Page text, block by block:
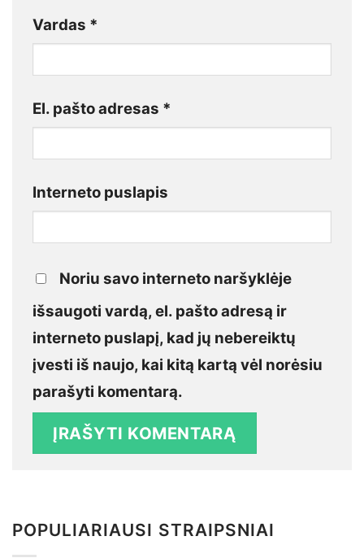
Vardas *
El. pašto adresas *
Interneto puslapis
Noriu savo interneto naršyklėje
išsaugoti vardą, el. pašto adresą ir
interneto puslapį, kad jų nebereiktų
įvesti iš naujo, kai kitą kartą vėl norėsiu
parašyti komentarą.
POPULIARIAUSI STRAIPSNIAI